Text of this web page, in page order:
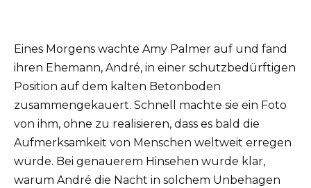
Eines Morgens wachte Amy Palmer auf und fand
ihren Ehemann, André, in einer schutzbedürftigen
Position auf dem kalten Betonboden
zusammengekauert. Schnell machte sie ein Foto
von ihm, ohne zu realisieren, dass es bald die
Aufmerksamkeit von Menschen weltweit erregen
würde. Bei genauerem Hinsehen wurde klar,
warum André die Nacht in solchem Unbehagen